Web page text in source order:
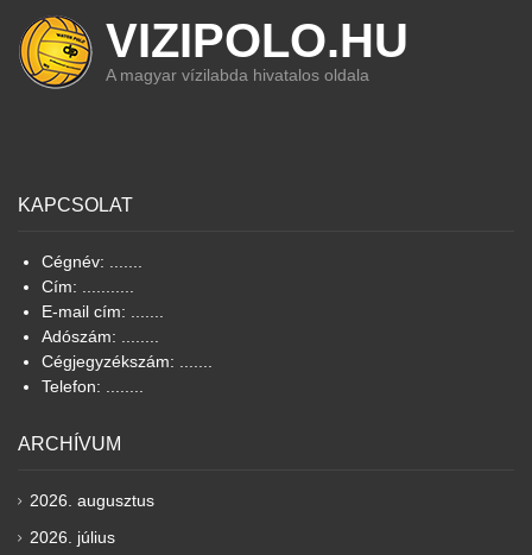
VIZIPOLO.HU
A magyar vízilabda hivatalos oldala
KAPCSOLAT
Cégnév: .......
Cím: ...........
E-mail cím: .......
Adószám: ........
Cégjegyzékszám: .......
Telefon: ........
ARCHÍVUM
2026. augusztus
2026. július